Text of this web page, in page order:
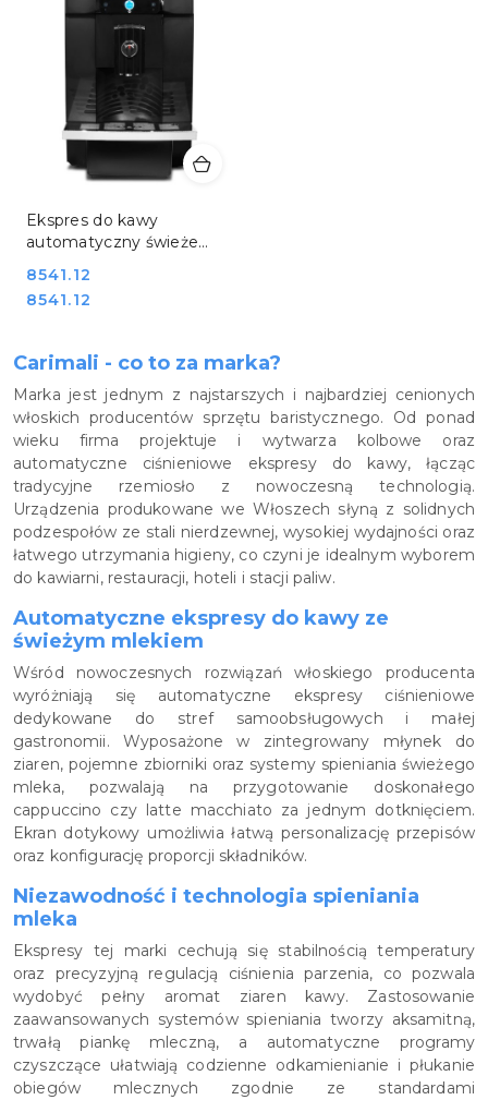
Ekspres do kawy
automatyczny świeże
Quality Carimali
CA1000LM
Cena:
8541.12
Cena:
8541.12
Carimali - co to za marka?
Marka jest jednym z najstarszych i najbardziej cenionych
włoskich producentów sprzętu baristycznego. Od ponad
wieku firma projektuje i wytwarza kolbowe oraz
automatyczne ciśnieniowe ekspresy do kawy, łącząc
tradycyjne rzemiosło z nowoczesną technologią.
Urządzenia produkowane we Włoszech słyną z solidnych
podzespołów ze stali nierdzewnej, wysokiej wydajności oraz
łatwego utrzymania higieny, co czyni je idealnym wyborem
do kawiarni, restauracji, hoteli i stacji paliw.
Automatyczne ekspresy do kawy ze
świeżym mlekiem
Wśród nowoczesnych rozwiązań włoskiego producenta
wyróżniają się automatyczne ekspresy ciśnieniowe
dedykowane do stref samoobsługowych i małej
gastronomii. Wyposażone w zintegrowany młynek do
ziaren, pojemne zbiorniki oraz systemy spieniania świeżego
mleka, pozwalają na przygotowanie doskonałego
cappuccino czy latte macchiato za jednym dotknięciem.
Ekran dotykowy umożliwia łatwą personalizację przepisów
oraz konfigurację proporcji składników.
Niezawodność i technologia spieniania
mleka
Ekspresy tej marki cechują się stabilnością temperatury
oraz precyzyjną regulacją ciśnienia parzenia, co pozwala
wydobyć pełny aromat ziaren kawy. Zastosowanie
zaawansowanych systemów spieniania tworzy aksamitną,
trwałą piankę mleczną, a automatyczne programy
czyszczące ułatwiają codzienne odkamienianie i płukanie
obiegów mlecznych zgodnie ze standardami